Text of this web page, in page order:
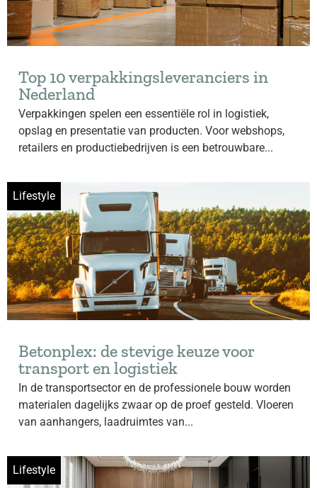
Top 10 verpakkingsleveranciers in
Nederland
Verpakkingen spelen een essentiële rol in logistiek,
opslag en presentatie van producten. Voor webshops,
retailers en productiebedrijven is een betrouwbare...
Lifestyle
Betonplex: de stevige keuze voor
transport en logistiek
In de transportsector en de professionele bouw worden
materialen dagelijks zwaar op de proef gesteld. Vloeren
van aanhangers, laadruimtes van...
Lifestyle